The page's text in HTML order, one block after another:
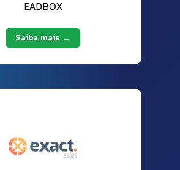
EADBOX
Saiba mais →